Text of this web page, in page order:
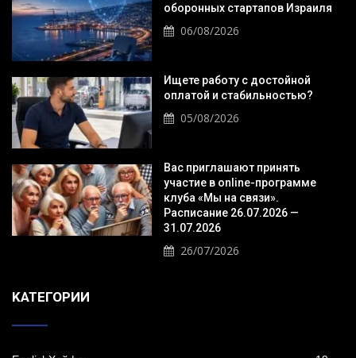
оборонных стартапов Израиля
06/08/2026
Ищете работу с достойной
оплатой и стабильностью?
05/08/2026
Вас приглашают принять
участие в online-программе
клуба «Мы на связи».
Расписание 26.07.2026 —
31.07.2026
26/07/2026
KАТЕГОРИИ